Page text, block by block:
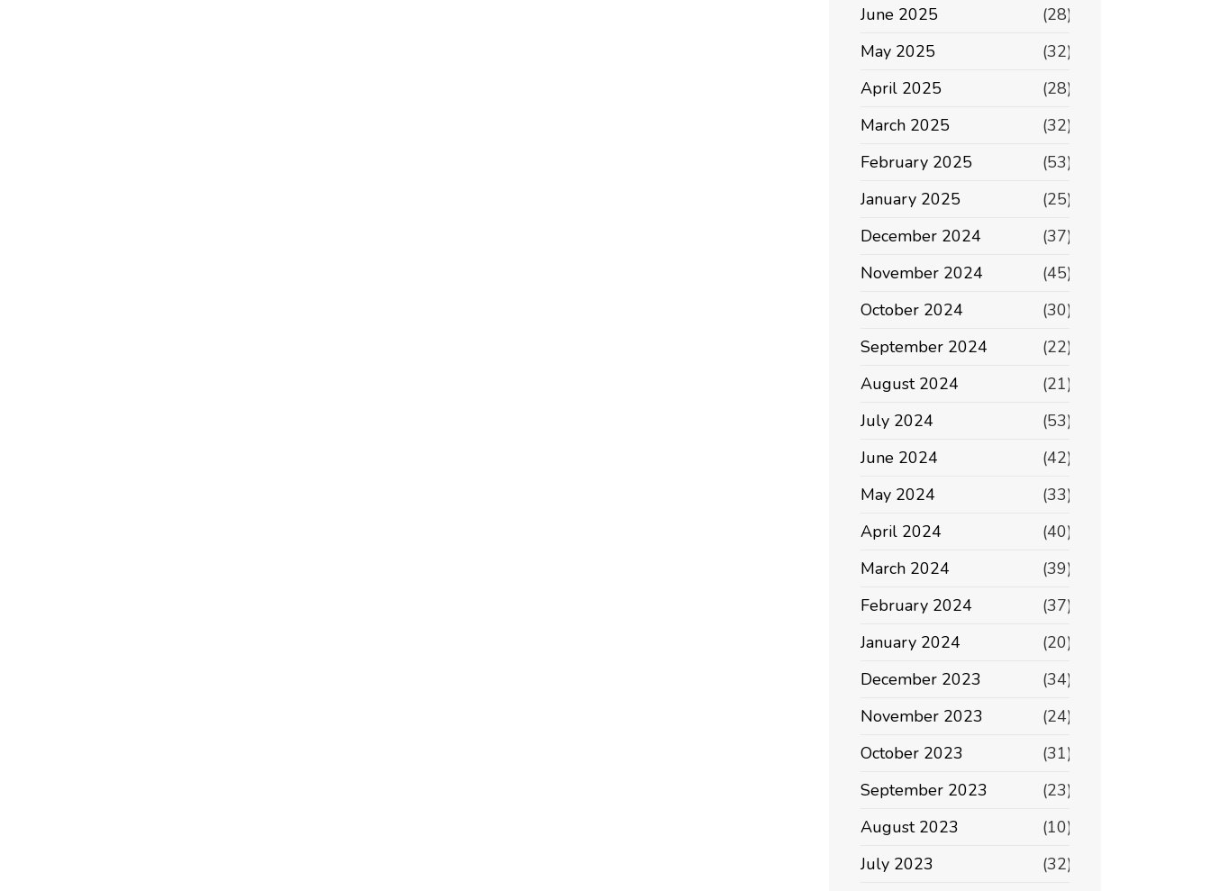
June 2025
(28)
May 2025
(32)
April 2025
(28)
March 2025
(32)
February 2025
(53)
January 2025
(25)
December 2024
(37)
November 2024
(45)
October 2024
(30)
September 2024
(22)
August 2024
(21)
July 2024
(53)
June 2024
(42)
May 2024
(33)
April 2024
(40)
March 2024
(39)
February 2024
(37)
January 2024
(20)
December 2023
(34)
November 2023
(24)
October 2023
(31)
September 2023
(23)
August 2023
(10)
July 2023
(32)